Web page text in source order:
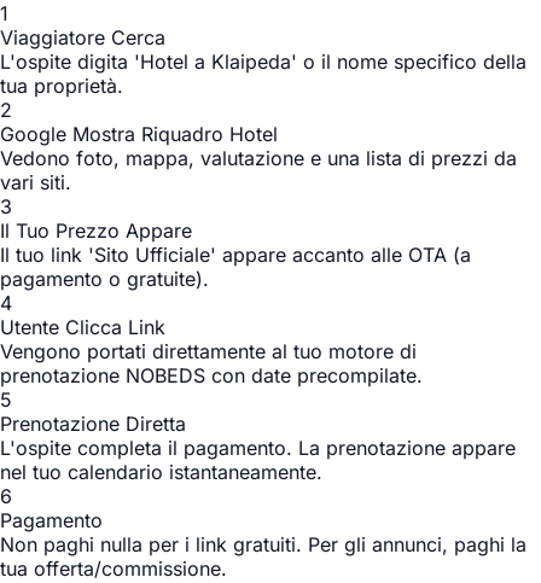
1
Viaggiatore Cerca
L'ospite digita 'Hotel a Klaipeda' o il nome specifico della
tua proprietà.
2
Google Mostra Riquadro Hotel
Vedono foto, mappa, valutazione e una lista di prezzi da
vari siti.
3
Il Tuo Prezzo Appare
Il tuo link 'Sito Ufficiale' appare accanto alle OTA (a
pagamento o gratuite).
4
Utente Clicca Link
Vengono portati direttamente al tuo motore di
prenotazione NOBEDS con date precompilate.
5
Prenotazione Diretta
L'ospite completa il pagamento. La prenotazione appare
nel tuo calendario istantaneamente.
6
Pagamento
Non paghi nulla per i link gratuiti. Per gli annunci, paghi la
tua offerta/commissione.